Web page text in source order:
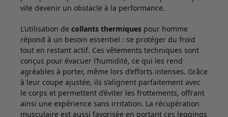
vite devenir un obstacle à la performance.
L’utilisation de collants thermiques pour homme
répond à un besoin essentiel : se protéger du froid
tout en restant actif. Ces vêtements techniques sont
conçus pour évacuer l’humidité, ce qui les rend
agréables à porter, même lors d’efforts intenses. Grâce
à leur coupe ajustée, ils s’alignent parfaitement avec
le corps et permettent d’éviter les frottements, offrant
ainsi une expérience sans irritation. La récupération
musculaire est aussi favorisée en portant ces leggings